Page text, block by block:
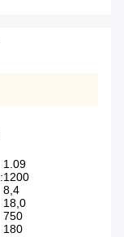
1.09
1200
8,4
18,0
750
180